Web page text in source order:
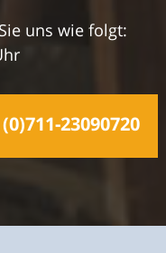
uns wie folgt:
23090720